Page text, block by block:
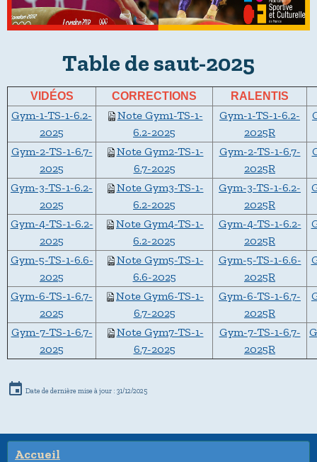
Table de saut-2025
VID ÉOS CORRECTIONS RALENTIS
Gym-1-TS-1-6.2-
2025
Note Gym1-TS-1-
6.2-2025
Gym-1-TS-1-6.2-
2025R
Gym-2-TS-1-6.7-
2025
Note Gym2-TS-1-
6.7-2025
Gym-2-TS-1-6.7-
2025R
Gym-3-TS-1-6.2-
2025
Note Gym3-TS-1-
6.2-2025
Gym-3-TS-1-6.2-
2025R
Gym-4-TS-1-6.2-
2025
Note Gym4-TS-1-
6.2-2025
Gym-4-TS-1-6.2-
2025R
Gym-5-TS-1-6.6-
2025
Note Gym5-TS-1-
6.6-2025
Gym-5-TS-1-6.6-
2025R
Gym-6-TS-1-6.7-
2025
Note Gym6-TS-1-
6.7-2025
Gym-6-TS-1-6.7-
2025R
Gym-7-TS-1-6.7-
2025
Note Gym7-TS-1-
6.7-2025
Gym-7-TS-1-6.7-
2025R
Date de dernière mise à jour : 31/12/2025
Accueil